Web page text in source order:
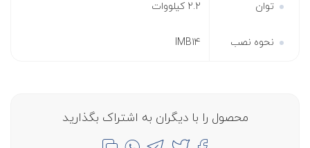
توان 2.2 کیلووات
نحوه نصب IMB14
محصول را با دیگران به اشتراک بگذارید